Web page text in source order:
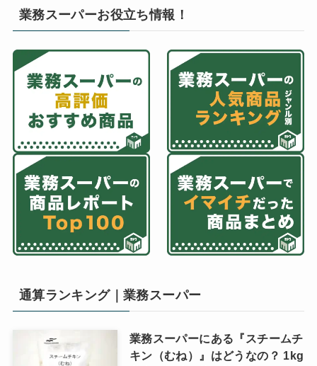
業務スーパーお役立ち情報！
通算ランキング｜業務スーパー
業務スーパーにある『スチームチ
キン（むね）』はどうなの？ 1kg